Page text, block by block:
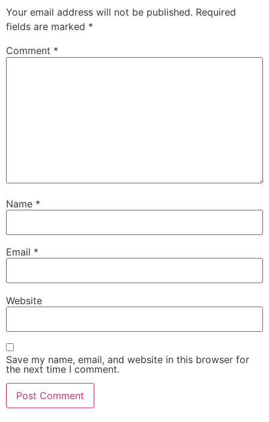
Your email address will not be published. Required
fields are marked *
Comment *
Name *
Email *
Website
Save my name, email, and website in this browser for
the next time I comment.